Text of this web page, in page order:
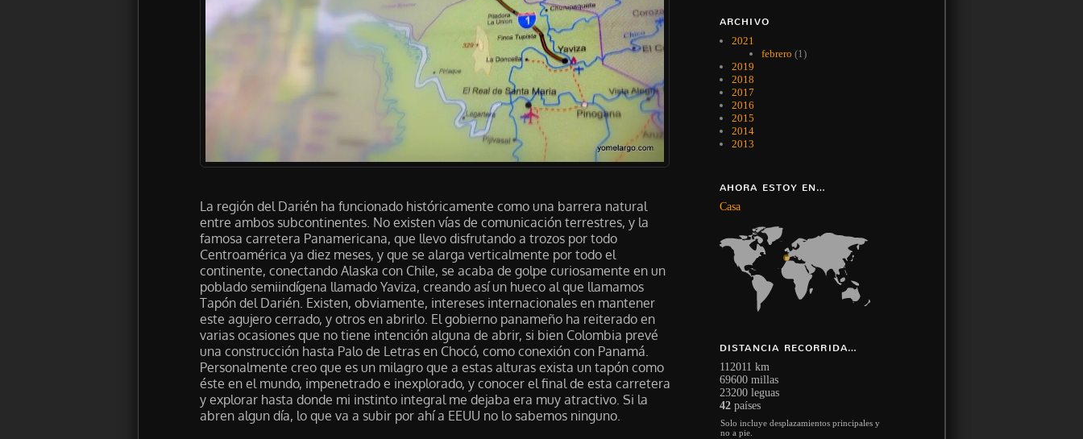
La región del Darién ha funcionado históricamente como una barrera natural
entre ambos subcontinentes. No existen vías de comunicación terrestres, y la
famosa carretera Panamericana, que llevo disfrutando a trozos por todo
Centroamérica ya diez meses, y que se alarga verticalmente por todo el
continente, conectando Alaska con Chile, se acaba de golpe curiosamente en un
poblado semiindígena llamado Yaviza, creando así un hueco al que llamamos
Tapón del Darién. Existen, obviamente, intereses internacionales en mantener
este agujero cerrado, y otros en abrirlo. El gobierno panameño ha reiterado en
varias ocasiones que no tiene intención alguna de abrir, si bien Colombia prevé
una construcción hasta Palo de Letras en Chocó, como conexión con Panamá.
Personalmente creo que es un milagro que a estas alturas exista un tapón como
éste en el mundo, impenetrado e inexplorado, y conocer el final de esta carretera
y explorar hasta donde mi instinto integral me dejaba era muy atractivo. Si la
abren algun día, lo que va a subir por ahí a EEUU no lo sabemos ninguno.
ARCHIVO
2021
febrero (1)
2019
2018
2017
2016
2015
2014
2013
AHORA ESTOY EN…
Casa
DISTANCIA RECORRIDA…
112011 km
69600 millas
23200 leguas
42países
Solo incluye desplazamientos principales y
no a pie.